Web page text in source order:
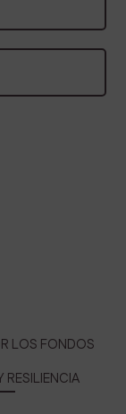
LOS FONDOS
RESILIENCIA